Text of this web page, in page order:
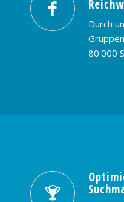
PREISE &Durch
80.000